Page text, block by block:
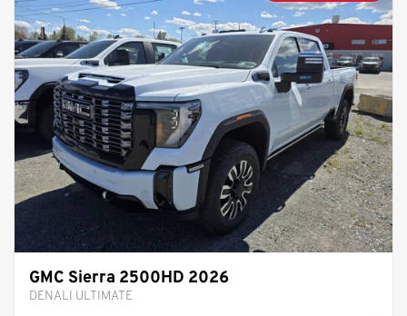
GMC Sierra 2500HD 2026
DENALI ULTIMATE